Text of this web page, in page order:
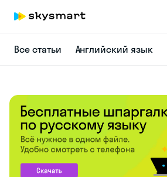
Все статьи Английский язык